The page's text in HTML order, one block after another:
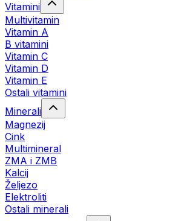
Vitamini
Multivitamin
Vitamin A
B vitamini
Vitamin C
Vitamin D
Vitamin E
Ostali vitamini
Minerali
Magnezij
Cink
Multimineral
ZMA i ZMB
Kalcij
Željezo
Elektroliti
Ostali minerali